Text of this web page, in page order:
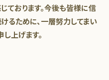
ております。今後も皆様に信
るために、一層努力してまい
上げます。